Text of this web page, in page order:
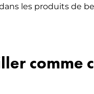
les produits de
comme